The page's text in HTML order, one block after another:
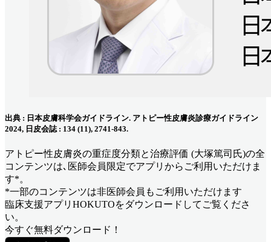
出典 : 日本皮膚科学会ガイドライン. アトピー性皮膚炎診療ガイドライン
2024, 日皮会誌 : 134 (11), 2741-843.
アトピー性皮膚炎の重症度分類と治療評価 (大塚篤司氏)の全
コンテンツは､医師会員限定でアプリからご利用いただけま
す*。
*一部のコンテンツは非医師会員もご利用いただけます
臨床支援アプリHOKUTOをダウンロードしてご覧くださ
い。
今すぐ無料ダウンロード！